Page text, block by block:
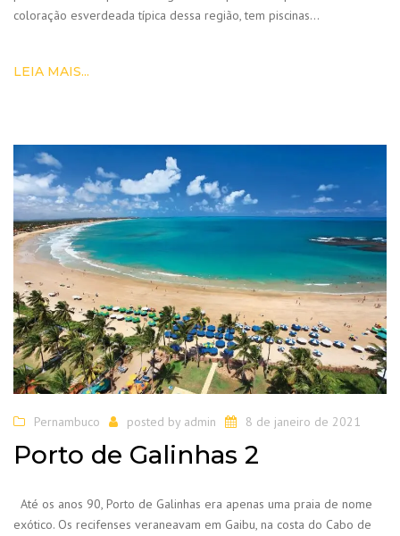
coloração esverdeada típica dessa região, tem piscinas…
LEIA MAIS...
Pernambuco posted by admin 8 de janeiro de 2021
Porto de Galinhas 2
Até os anos 90, Porto de Galinhas era apenas uma praia de nome
exótico. Os recifenses veraneavam em Gaibu, na costa do Cabo de